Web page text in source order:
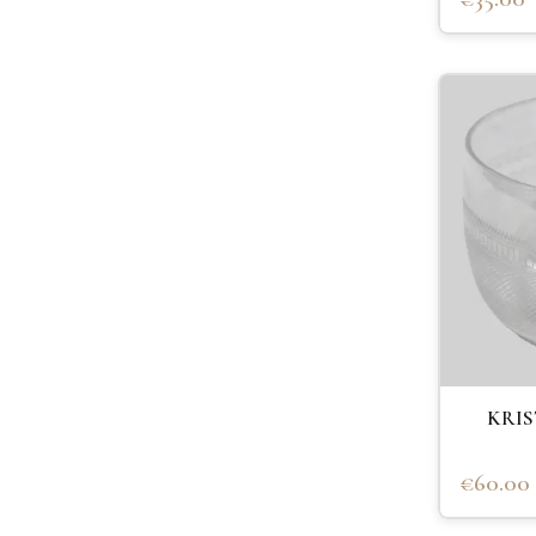
€60.00